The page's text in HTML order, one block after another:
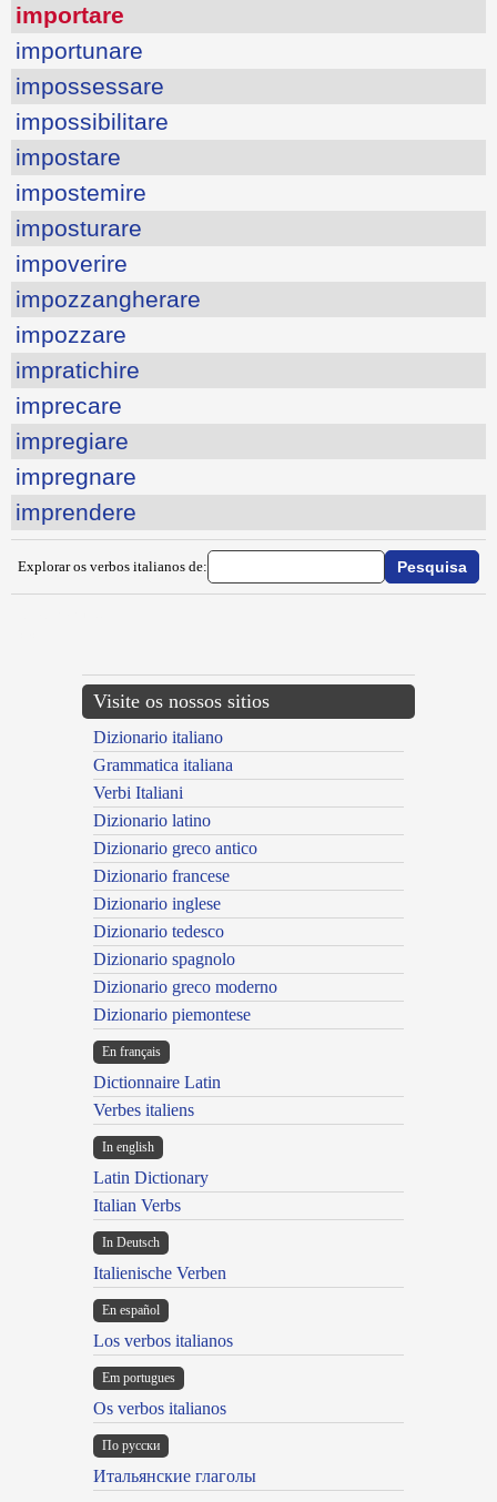
importare
importunare
impossessare
impossibilitare
impostare
impostemire
imposturare
impoverire
impozzangherare
impozzare
impratichire
imprecare
impregiare
impregnare
imprendere
Explorar os verbos italianos de:
Visite os nossos sitios
Dizionario italiano
Grammatica italiana
Verbi Italiani
Dizionario latino
Dizionario greco antico
Dizionario francese
Dizionario inglese
Dizionario tedesco
Dizionario spagnolo
Dizionario greco moderno
Dizionario piemontese
En français
Dictionnaire Latin
Verbes italiens
In english
Latin Dictionary
Italian Verbs
In Deutsch
Italienische Verben
En español
Los verbos italianos
Em portugues
Os verbos italianos
По русски
Итальянские глаголы